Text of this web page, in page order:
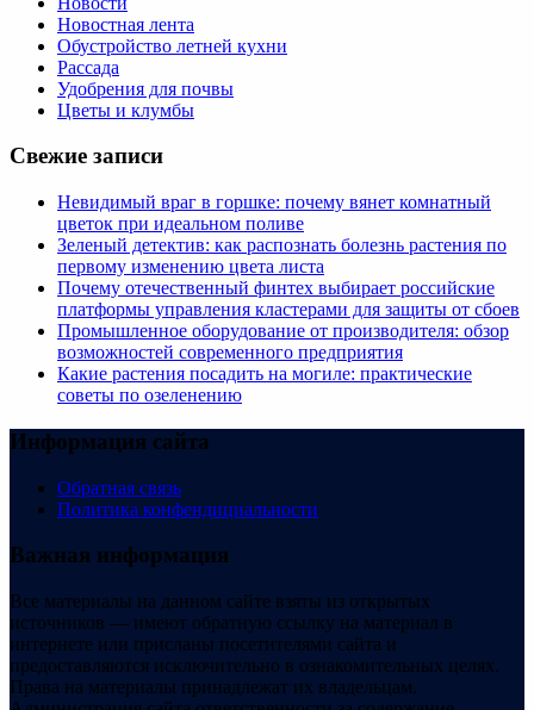
Новостная лента
Обустройство летней кухни
Рассада
Удобрения для почвы
Цветы и клумбы
Свежие записи
Невидимый враг в горшке: почему вянет комнатный
цветок при идеальном поливе
Зеленый детектив: как распознать болезнь растения по
первому изменению цвета листа
Почему отечественный финтех выбирает российские
платформы управления кластерами для защиты от сбоев
Промышленное оборудование от производителя: обзор
возможностей современного предприятия
Какие растения посадить на могиле: практические
советы по озеленению
Информация сайта
Обратная связь
Политика конфендициальности
Важная информация
Все материалы на данном сайте взяты из открытых
источников — имеют обратную ссылку на материал в
интернете или присланы посетителями сайта и
предоставляются исключительно в ознакомительных целях.
Права на материалы принадлежат их владельцам.